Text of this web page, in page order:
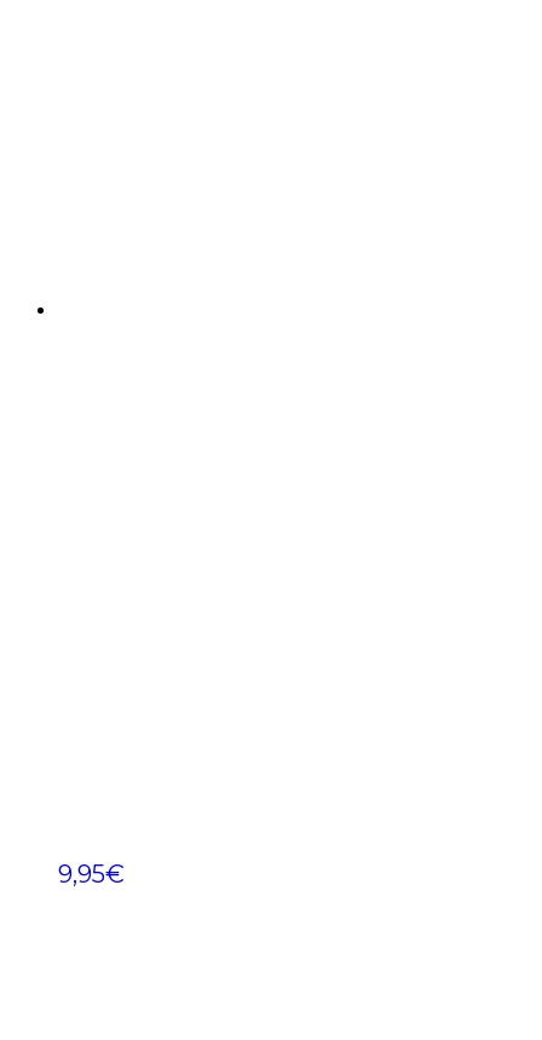
9,95€